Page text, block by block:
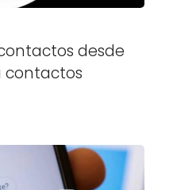
desde
contactos